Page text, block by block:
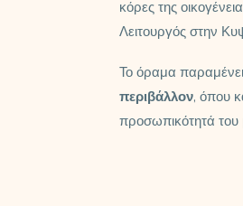
κόρες της
Λειτουργός στην
Το όραμα παραμένει
περιβάλλον, όπου
προσωπικότητά του